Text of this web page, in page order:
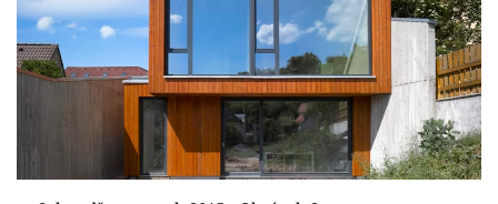
Design
Sledujte prima+
Přihlášení